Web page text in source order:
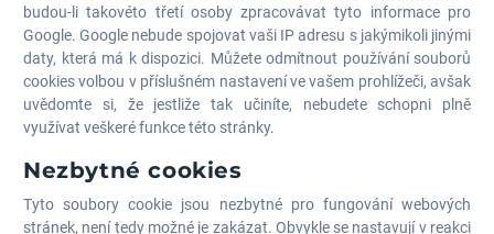
budou-li takovéto třetí osoby zpracovávat tyto informace pro
Google. Google nebude spojovat vaši IP adresu s jakýmikoli jinými
daty, která má k dispozici. Můžete odmítnout používání souborů
cookies volbou v příslušném nastavení ve vašem prohlížeči, avšak
uvědomte si, že jestliže tak učiníte, nebudete schopni plně
využívat veškeré funkce této stránky.
Nezbytné cookies
Tyto soubory cookie jsou nezbytné pro fungování webových
stránek, není tedy možné je zakázat. Obvykle se nastavují v reakci